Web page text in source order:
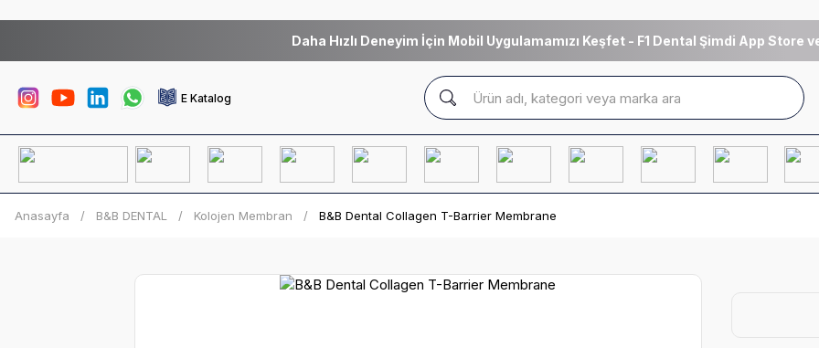
Daha Hızlı Deneyim İçin Mobil Uygulamamızı Keşfet - F1 Dental Şimdi App Store
E Katalog
Anasayfa B&B DENTAL Kolojen Membran B&B Dental Collagen T-Barrier Membrane